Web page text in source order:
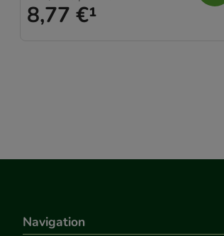
8,77 €¹
Navigation